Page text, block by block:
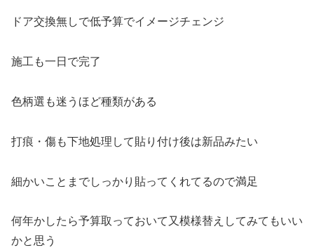
ドア交換無しで低予算でイメージチェンジ
施工も一日で完了
色柄選も迷うほど種類がある
打痕・傷も下地処理して貼り付け後は新品みたい
細かいことまでしっかり貼ってくれてるので満足
何年かしたら予算取っておいて又模様替えしてみてもいい
かと思う